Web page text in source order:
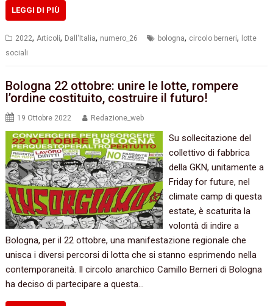
LEGGI DI PIÙ
2022, Articoli, Dall'Italia, numero_26 bologna, circolo berneri,
lotte
sociali
Bologna 22 ottobre: unire le lotte, rompere
l’ordine costituito, costruire il futuro!
19 Ottobre 2022 Redazione_web
Su sollecitazione del
collettivo di fabbrica
della GKN, unitamente a
Friday for future, nel
climate camp di questa
estate, è scaturita la
volontà di indire a
Bologna, per il 22 ottobre, una manifestazione regionale che
unisca i diversi percorsi di lotta che si stanno esprimendo nella
contemporaneità. Il circolo anarchico Camillo Berneri di Bologna
ha deciso di partecipare a questa…